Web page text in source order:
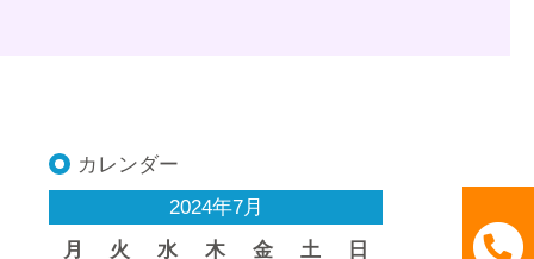
カレンダー
2024年7月
月
火 水 木 金 土 日